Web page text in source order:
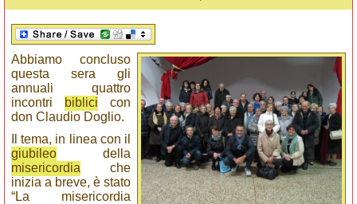
Abbiamo concluso
questa sera gli
annuali quattro
incontri
biblici con
don Claudio Doglio.
Il tema, in linea con il
giubileo della
misericordia che
inizia a breve, è stato
“La misericordia